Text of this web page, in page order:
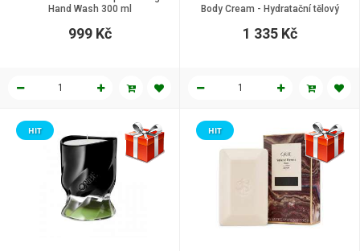
Hand Wash 300 ml
999 Kč
Body Cream - Hydratační tělový
1 335 Kč
HIT HIT